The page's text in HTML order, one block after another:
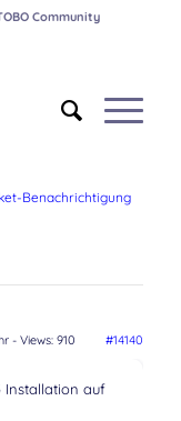
Community
Benachrichtigung
- Views: 910 #14140
Installation auf